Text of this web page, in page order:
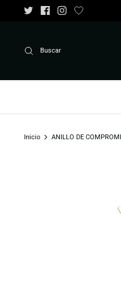
Buscar
Inicio ANILLO DE